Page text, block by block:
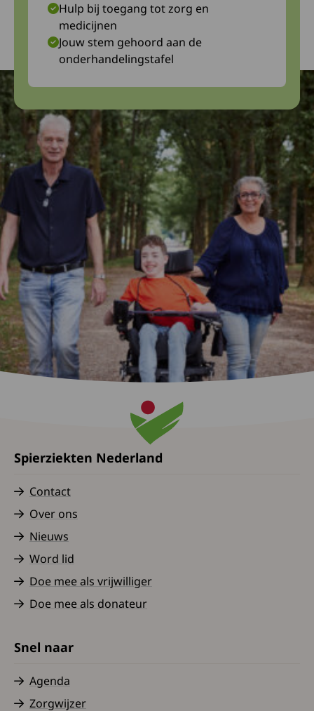
Hulp bij toegang tot zorg en
medicijnen
Jouw stem gehoord aan de
onderhandelingstafel
Spierziekten Nederland
Contact
Over ons
Nieuws
Word lid
Doe mee als vrijwilliger
Doe mee als donateur
Snel naar
Agenda
Zorgwijzer